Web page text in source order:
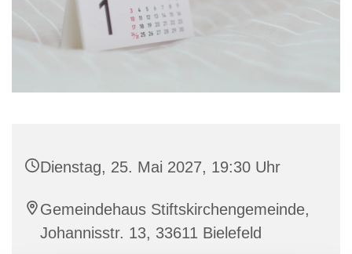
Dienstag, 25. Mai 2027, 19:30 Uhr
Gemeindehaus Stiftskirchengemeinde,
Johannisstr. 13, 33611 Bielefeld